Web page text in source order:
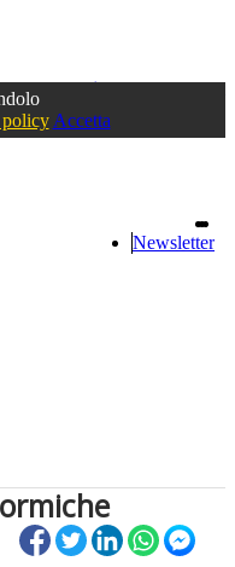
Accedioppure registrati
Accetta
Newsletter